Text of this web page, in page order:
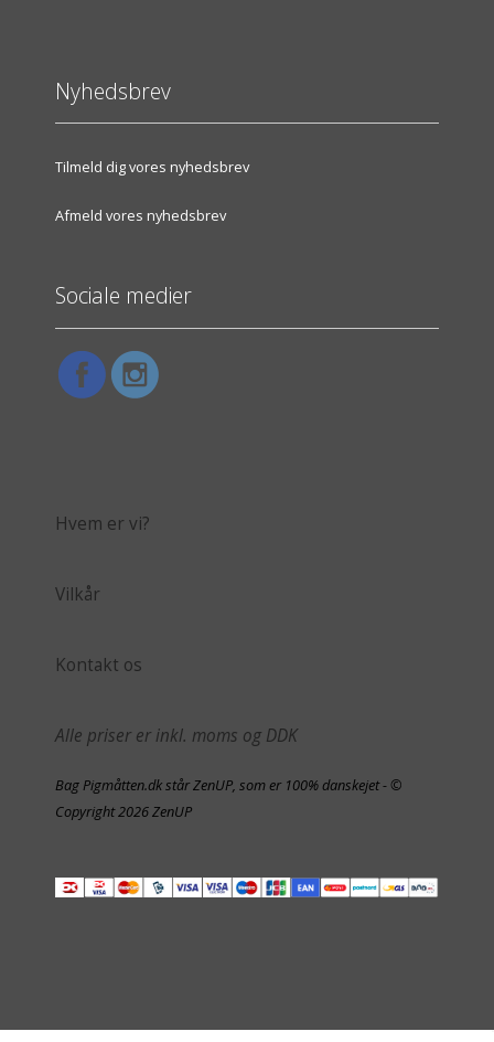
Nyhedsbrev
Tilmeld dig vores nyhedsbrev
Afmeld vores nyhedsbrev
Sociale medier
Hvem er vi?
Vilkår
Kontakt os
Alle priser er inkl. moms og DDK
Bag Pigmåtten.dk står ZenUP, som er 100% danskejet - ©
Copyright 2026 ZenUP